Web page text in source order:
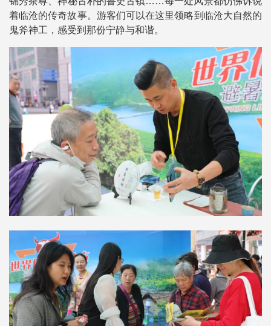
着临沧的传奇故事。游客们可以在这里领略到临沧大自然的
鬼斧神工，感受到那份宁静与和谐。